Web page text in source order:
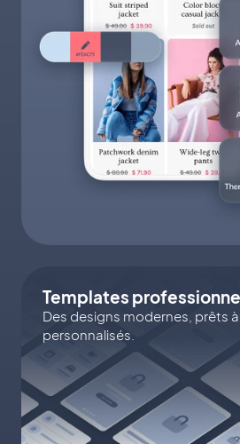
Templates
Des designs modernes, prêts
personnalisés.